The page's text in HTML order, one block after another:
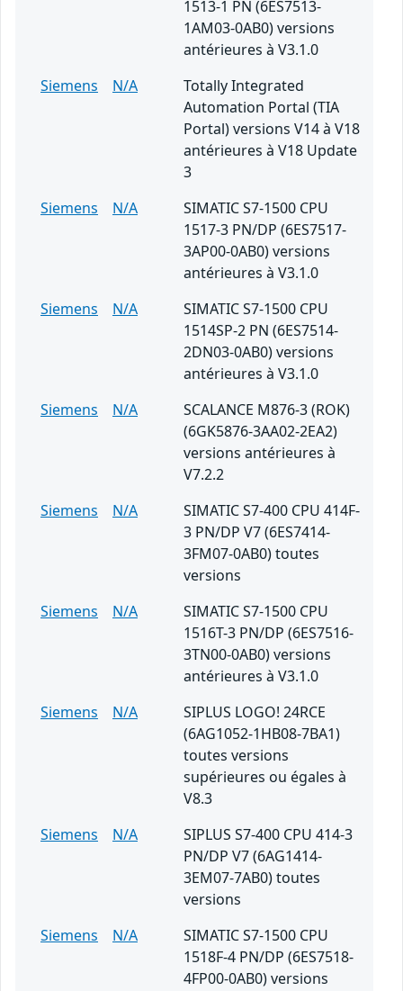
1513-1 PN (6ES7513-
1AM03-0AB0) versions
antérieures à V3.1.0
Siemens
N/A
Totally Integrated
Automation Portal (TIA
Portal) versions V14 à V18
antérieures à V18 Update
3
Siemens
N/A
SIMATIC S7-1500 CPU
1517-3 PN/DP (6ES7517-
3AP00-0AB0) versions
antérieures à V3.1.0
Siemens
N/A
SIMATIC S7-1500 CPU
1514SP-2 PN (6ES7514-
2DN03-0AB0) versions
antérieures à V3.1.0
Siemens
N/A
SCALANCE M876-3 (ROK)
(6GK5876-3AA02-2EA2)
versions antérieures à
V7.2.2
Siemens
N/A
SIMATIC S7-400 CPU 414F-
3 PN/DP V7 (6ES7414-
3FM07-0AB0) toutes
versions
Siemens
N/A
SIMATIC S7-1500 CPU
1516T-3 PN/DP (6ES7516-
3TN00-0AB0) versions
antérieures à V3.1.0
Siemens
N/A
SIPLUS LOGO! 24RCE
(6AG1052-1HB08-7BA1)
toutes versions
supérieures ou égales à
V8.3
Siemens
N/A
SIPLUS S7-400 CPU 414-3
PN/DP V7 (6AG1414-
3EM07-7AB0) toutes
versions
Siemens
N/A
SIMATIC S7-1500 CPU
1518F-4 PN/DP (6ES7518-
4FP00-0AB0) versions